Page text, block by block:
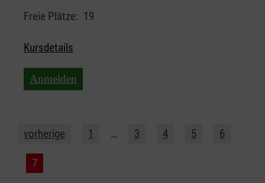
Freie Plätze: 19
Kursdetails
Anmelden
vorherige 1 … 3 4 5 6
7